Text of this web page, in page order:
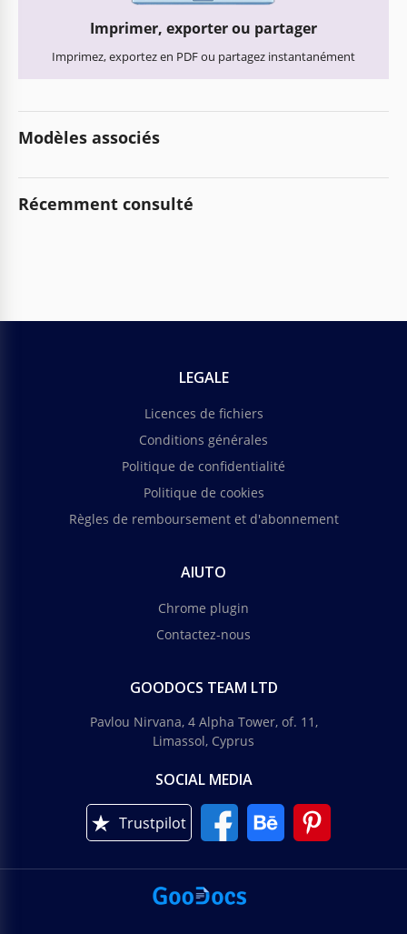
Imprimer, exporter ou partager
Imprimez, exportez en PDF ou partagez instantanément
Modèles associés
Récemment consulté
LEGALE
Licences de fichiers
Conditions générales
Politique de confidentialité
Politique de cookies
Règles de remboursement et d'abonnement
AIUTO
Chrome plugin
Contactez-nous
GOODOCS TEAM LTD
Pavlou Nirvana, 4 Alpha Tower, of. 11,
Limassol, Cyprus
SOCIAL MEDIA
Trustpilot